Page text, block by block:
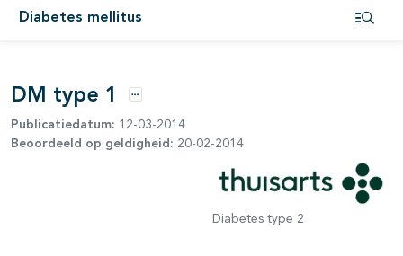
Diabetes mellitus
DM type 1 Opties
Publicatiedatum: 12-03-2014
Beoordeeld op geldigheid: 20-02-2014
Diabetes type 2